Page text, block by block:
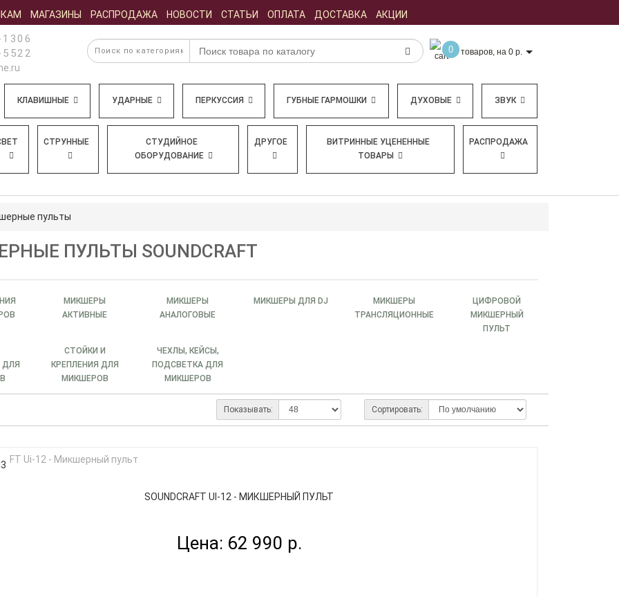
МАГАЗИНЫ РАСПРОДАЖА НОВОСТИ СТАТЬИ ОПЛАТА ДОСТАВКА АКЦИИ
0 товаров, на 0 р.
КЛАВИШНЫЕ УДАРНЫЕ ПЕРКУССИЯ ГУБНЫЕ ГАРМОШКИ ДУХОВЫЕ ЗВУК
СТРУННЫЕ
СТУДИЙНОЕ
ОБОРУДОВАНИЕ
ДРУГОЕ
ВИТРИННЫЕ УЦЕНЕННЫЕ
ТОВАРЫ
РАСПРОДАЖА
пульты
ПУЛЬТЫ SOUNDCRAFT
МИКШЕРЫ
АКТИВНЫЕ
МИКШЕРЫ
АНАЛОГОВЫЕ
МИКШЕРЫ ДЛЯ DJ
МИКШЕРЫ
ТРАНСЛЯЦИОННЫЕ
ЦИФРОВОЙ
МИКШЕРНЫЙ
ПУЛЬТ
ДЛЯ
СТОЙКИ И
КРЕПЛЕНИЯ ДЛЯ
МИКШЕРОВ
ЧЕХЛЫ, КЕЙСЫ,
ПОДСВЕТКА ДЛЯ
МИКШЕРОВ
Сортировать:
Показывать:
SOUNDCRAFT UI-12 - МИКШЕРНЫЙ ПУЛЬТ
Цена: 62 990 р.